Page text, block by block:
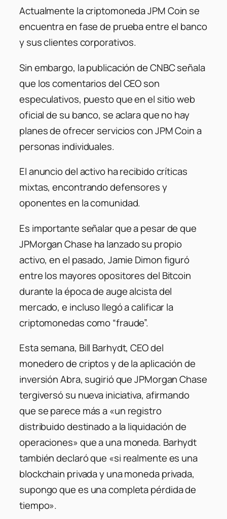
Actualmente la criptomoneda JPM Coin se
encuentra en fase de prueba entre el banco
y sus clientes corporativos.
Sin embargo, la publicación de CNBC señala
que los comentarios del CEO son
especulativos, puesto que en el sitio web
oficial de su banco, se aclara que no hay
planes de ofrecer servicios con JPM Coin a
personas individuales.
El anuncio del activo ha recibido críticas
mixtas, encontrando defensores y
oponentes en la comunidad.
Es importante señalar que a pesar de que
JPMorgan Chase ha lanzado su propio
activo, en el pasado, Jamie Dimon figuró
entre los mayores opositores del Bitcoin
durante la época de auge alcista del
mercado, e incluso llegó a calificar la
criptomonedas como “fraude”.
Esta semana, Bill Barhydt, CEO del
monedero de criptos y de la aplicación de
inversión Abra, sugirió que JPMorgan Chase
tergiversó su nueva iniciativa, afirmando
que se parece más a «un registro
distribuido destinado a la liquidación de
operaciones» que a una moneda. Barhydt
también declaró que «si realmente es una
blockchain privada y una moneda privada,
supongo que es una completa pérdida de
tiempo».